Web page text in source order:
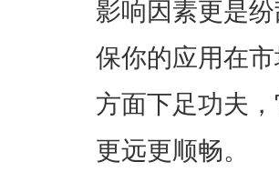
影响因素更是
保你的应用在
方面下足功夫
更远更顺畅。